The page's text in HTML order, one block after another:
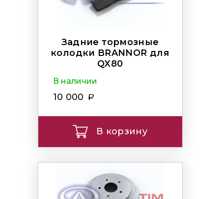
Задние тормозные
колодки BRANNOR для
QX80
В наличии
10 000
В корзину